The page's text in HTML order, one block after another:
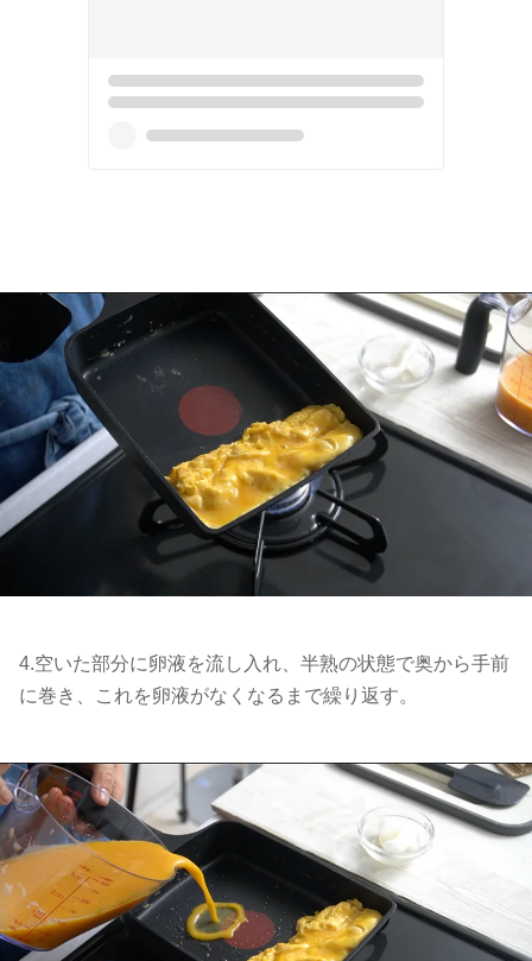
4.空いた部分に卵液を流し入れ、半熟の状態で奥から手前
に巻き、これを卵液がなくなるまで繰り返す。